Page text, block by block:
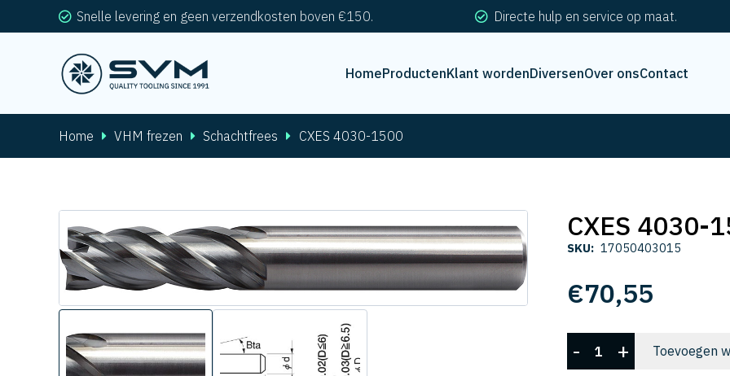
Snelle levering en geen verzendkosten boven €150. Directe hulp en service op maat.
HomeProductenKlant wordenDiversenOver onsContact
Home VHM frezen Schachtfrees CXES 4030-1500
CXES 4030-
SKU: 17050403015
€70,55
CXES
4030-
- + Toevoegen